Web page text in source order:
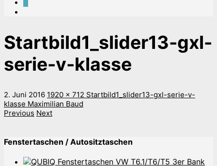
Startbild1_slider13-gxl-
serie-v-klasse
2. Juni 2016 1920 x 712 Startbild1_slider13-gxl-serie-v-
klasse Maximilian Baud
Previous Next
Fenstertaschen / Autositztaschen